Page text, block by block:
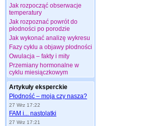
Jak rozpocząć obserwacje
temperatury
Jak rozpoznać powrót do
płodności po porodzie
Jak wykonać analizę wykresu
Fazy cyklu a objawy płodności
Owulacja – fakty i mity
Przemiany hormonalne w
cyklu miesiączkowym
Artykuły eksperckie
Płodność – moja czy nasza?
27 Wrz 17:22
FAM i... nastolatki
27 Wrz 17:21